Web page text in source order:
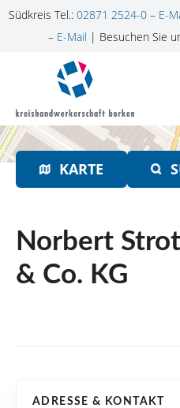
Südkreis Tel.: 02871 2524-0 – E-
– E-Mail | Besuchen Sie
n
h
KARTE
Norbert
& Co. KG
ADRESSE & KONTAKT